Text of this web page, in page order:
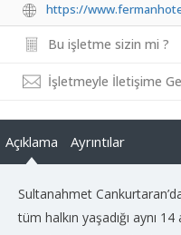
https://
Bu işletme sizin mi ?
İşletmeyle İletişime
Açıklama Ayrıntılar
Sultanahmet
tüm halkın yaşadığı aynı